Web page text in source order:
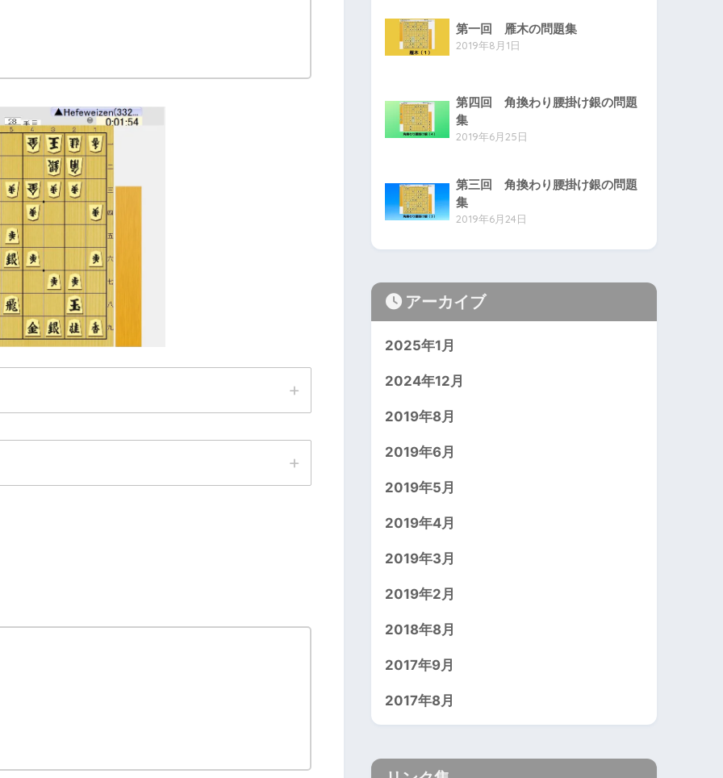
第一回 雁木の問題集
2019年8月1日
第四回 角換わり腰掛け銀の問題
集
2019年6月25日
第三回 角換わり腰掛け銀の問題
集
2019年6月24日
アーカイブ
2025年1月
2024年12月
2019年8月
2019年6月
2019年5月
2019年4月
2019年3月
2019年2月
2018年8月
2017年9月
2017年8月